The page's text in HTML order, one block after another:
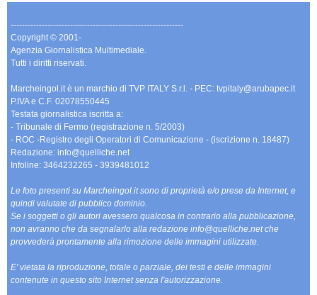
-------------------------------------------------------------
Copyright © 2001-
Agenzia Giornalistica Multimediale.
Tutti i diritti riservati.
Marcheingol.it è un marchio di TVP ITALY S.r.l. - PEC: tvpitaly@arubapec.it
P.IVA e C.F. 02078550445
Testata giornalistica iscritta a:
- Tribunale di Fermo (registrazione n. 5/2003)
- ROC -Registro degli Operatori di Comunicazione - (iscrizione n. 18487)
Redazione: info@quelliche.net
Infoline: 3464232265 - 3939481012
Le foto presenti su Marcheingol.it sono di proprietà e/o prese da Internet, e
quindi valutate di pubblico dominio.
Se i soggetti o gli autori avessero qualcosa in contrario alla pubblicazione,
non avranno che da segnalarlo alla redazione info@quelliche.net che
provvederà prontamente alla rimozione delle immagini utilizzate.
E' vietata la riproduzione, totale o parziale, dei testi e delle immagini
contenute in questo sito Internet senza l'autorizzazione.